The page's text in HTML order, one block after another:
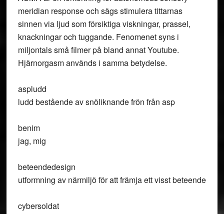
meridian response och sägs stimulera tittarnas
sinnen via ljud som försiktiga viskningar, prassel,
knackningar och tuggande. Fenomenet syns i
miljontals små filmer på bland annat Youtube.
Hjärnorgasm används i samma betydelse.
aspludd
ludd bestående av snöliknande frön från asp
benim
jag, mig
beteendedesign
utformning av närmiljö för att främja ett visst beteende
cybersoldat